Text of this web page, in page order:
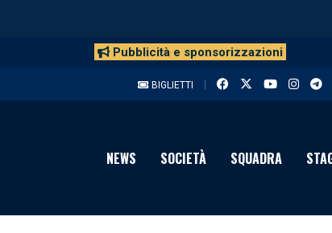
Pubblicità e sponsorizzazioni
BIGLIETTI
NEWS SOCIETÀ SQUADRA